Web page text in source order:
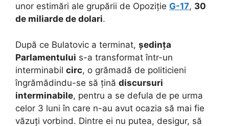
unor estimări ale grupării de Opoziție G-17, 30
de miliarde de dolari.
După ce Bulatovic a terminat, ședința
Parlamentului s-a transformat într-un
interminabil circ, o grămadă de politicieni
îngrămădindu-se să țină discursuri
interminabile, pentru a se defula de pe urma
celor 3 luni în care n-au avut ocazia să mai fie
văzuți vorbind. Dintre ei nu putea, desigur, să